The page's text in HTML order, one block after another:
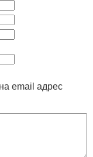
email адрес